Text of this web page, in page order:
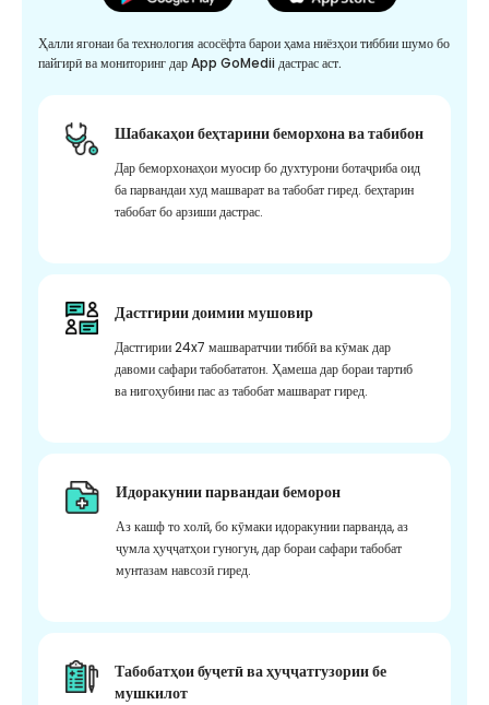
Ҳалли ягонаи ба технология асосёфта барои ҳама ниёзҳои тиббии шумо бо
пайгирӣ ва мониторинг дар App GoMedii дастрас аст.
Шабакаҳои беҳтарини беморхона ва табибон
Дар беморхонаҳои муосир бо духтурони ботаҷриба оид
ба парвандаи худ машварат ва табобат гиред. беҳтарин
табобат бо арзиши дастрас.
Дастгирии доимии мушовир
Дастгирии 24x7 машваратчии тиббӣ ва кӯмак дар
давоми сафари табобататон. Ҳамеша дар бораи тартиб
ва нигоҳубини пас аз табобат машварат гиред.
Идоракунии парвандаи беморон
Аз кашф то холӣ, бо кӯмаки идоракунии парванда, аз
ҷумла ҳуҷҷатҳои гуногун, дар бораи сафари табобат
мунтазам навсозӣ гиред.
Табобатҳои буҷетӣ ва ҳуҷҷатгузории бе
мушкилот